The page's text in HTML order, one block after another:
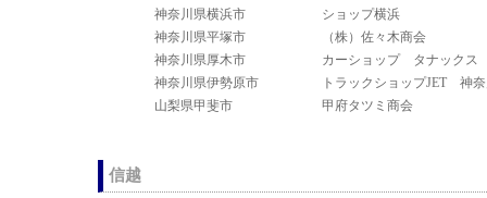
神奈川県横浜市
ショップ横浜
神奈川県平塚市
（株）佐々木商会
神奈川県厚木市
カーショップ タナックス
神奈川県伊勢原市
トラックショップJET 神
山梨県甲斐市
甲府タツミ商会
信越